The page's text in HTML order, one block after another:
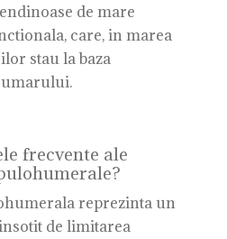
de mare
care, in marea
stau la baza
frecvente ale
reprezinta un
de limitarea